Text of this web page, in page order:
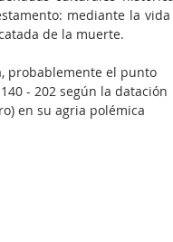
mediante la
de la muerte.
probablemente el punto
- 202 según la datación
en su agria polémica